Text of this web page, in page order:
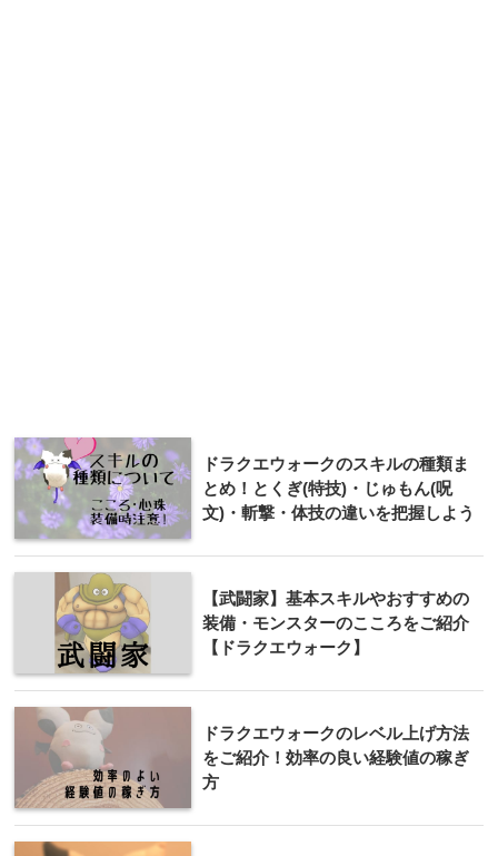
ドラクエウォークのスキルの種類ま
とめ！とくぎ(特技)・じゅもん(呪
文)・斬撃・体技の違いを把握しよう
【武闘家】基本スキルやおすすめの
装備・モンスターのこころをご紹介
【ドラクエウォーク】
ドラクエウォークのレベル上げ方法
をご紹介！効率の良い経験値の稼ぎ
方